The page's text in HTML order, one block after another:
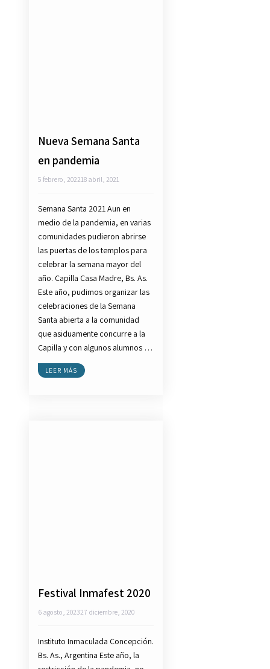
Nueva Semana Santa
en pandemia
5 febrero, 202218 abril, 2021
Semana Santa 2021 Aun en
medio de la pandemia, en varias
comunidades pudieron abrirse
las puertas de los templos para
celebrar la semana mayor del
año. Capilla Casa Madre, Bs. As.
Este año, pudimos organizar las
celebraciones de la Semana
Santa abierta a la comunidad
que asiduamente concurre a la
Capilla y con algunos alumnos …
LEER MÁS
Festival Inmafest 2020
6 agosto, 202327 diciembre, 2020
Instituto Inmaculada Concepción.
Bs. As., Argentina Este año, la